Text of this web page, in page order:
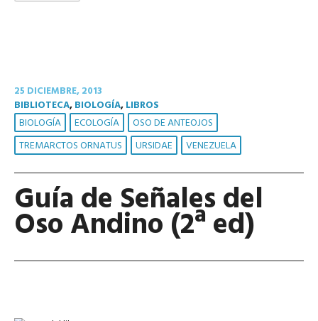
25 DICIEMBRE, 2013
BIBLIOTECA,BIOLOGÍA,LIBROS
BIOLOGÍA ECOLOGÍA
OSO DE ANTEOJOS
TREMARCTOS ORNATUS
URSIDAE VENEZUELA
Guía de Señales del
Oso Andino (2ª ed)